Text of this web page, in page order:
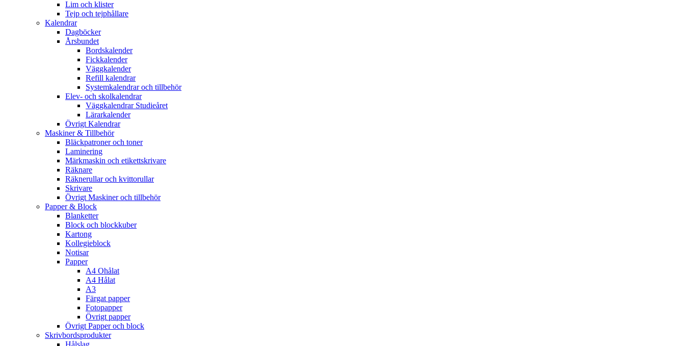
Lim och klister
Tejp och tejphållare
Kalendrar
Dagböcker
Årsbundet
Bordskalender
Fickkalender
Väggkalender
Refill kalendrar
Systemkalendrar och tillbehör
Elev- och skolkalendrar
Väggkalendrar Studieåret
Lärarkalender
Övrigt Kalendrar
Maskiner & Tillbehör
Bläckpatroner och toner
Laminering
Märkmaskin och etikettskrivare
Räknare
Räknerullar och kvittorullar
Skrivare
Övrigt Maskiner och tillbehör
Papper & Block
Blanketter
Block och blockkuber
Kartong
Kollegieblock
Notisar
Papper
A4 Ohålat
A4 Hålat
A3
Färgat papper
Fotopapper
Övrigt papper
Övrigt Papper och block
Skrivbordsprodukter
Hålslag